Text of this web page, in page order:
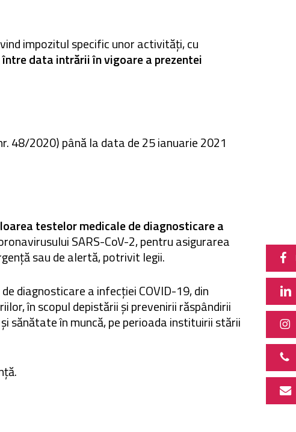
impozitul specific unor activități, cu
data intrării în vigoare a prezentei
48/2020) până la data de 25 ianuarie 2021
testelor medicale de diagnosticare a
SARS-CoV-2, pentru asigurarea
sau de alertă, potrivit legii.
diagnosticare a infecției COVID-19, din
în scopul depistării și prevenirii răspândirii
sănătate în muncă, pe perioada instituirii stării